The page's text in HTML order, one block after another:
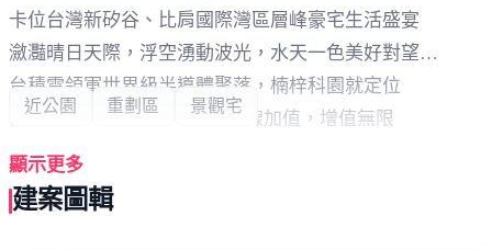
卡位台灣新矽谷、比肩國際灣區層峰豪宅生活盛宴
瀲灩晴日天際，浮空湧動波光，水天一色美好對望
台積電領軍世界級半導體聚落，楠梓科園就定位
捷運紫線+新台17線，黃金雙線加值，增值無限
國際新灣區、半導體產業、軌道路網齊聚
世界級科技建設遠見，讓明日房價與海景增值看得見！
近公園 重劃區 景觀宅
顯示更多
建案圖輯